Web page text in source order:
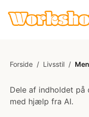
Forside / Livsstil /
Dele af indholdet på
med hjælp fra AI.